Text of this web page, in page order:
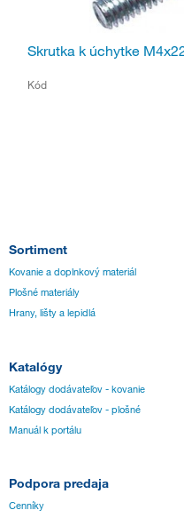
Skrutka k úchytke
Kód
Sortiment
Kovanie a doplnkový materiál
Plošné materiály
Hrany, lišty a lepidlá
Katalógy
Katálogy dodávateľov - kovanie
Katálogy dodávateľov - plošné
Manuál k portálu
Podpora predaja
Cenníky